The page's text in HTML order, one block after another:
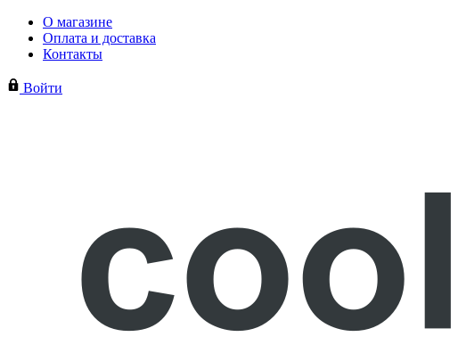
О магазине
Оплата и доставка
Контакты
Войти